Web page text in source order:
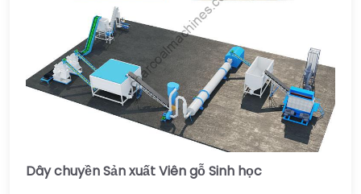
Dây chuyền Sản xuất Viên gỗ Sinh học